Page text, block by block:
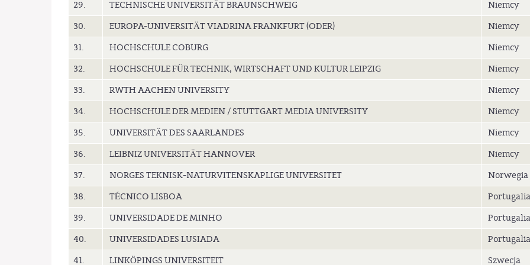
29.
TECHNISCHE UNIVERSITÄT BRAUNSCHWEIG
Niemcy
30.
EUROPA-UNIVERSITÄT VIADRINA FRANKFURT (ODER)
Niemcy
31.
HOCHSCHULE COBURG
Niemcy
32.
HOCHSCHULE FÜR TECHNIK, WIRTSCHAFT UND KULTUR LEIPZIG
Niemcy
33.
RWTH AACHEN UNIVERSITY
Niemcy
34.
HOCHSCHULE DER MEDIEN / STUTTGART MEDIA UNIVERSITY
Niemcy
35.
UNIVERSITÄT DES SAARLANDES
Niemcy
36.
LEIBNIZ UNIVERSITÄT HANNOVER
Niemcy
37.
NORGES TEKNISK-NATURVITENSKAPLIGE UNIVERSITET
Norwegia
38.
TÉCNICO LISBOA
Portugalia
39.
UNIVERSIDADE DE MINHO
Portugalia
40.
UNIVERSIDADES LUSIADA
Portugalia
41.
LINKÖPINGS UNIVERSITEIT Szwecja